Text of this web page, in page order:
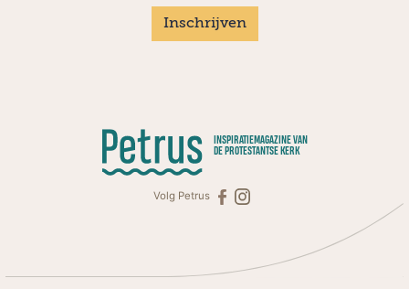
Inschrijven
INSPIRATIEMAGAZINE VAN
DE PROTESTANTSE KERK
Volg Petrus